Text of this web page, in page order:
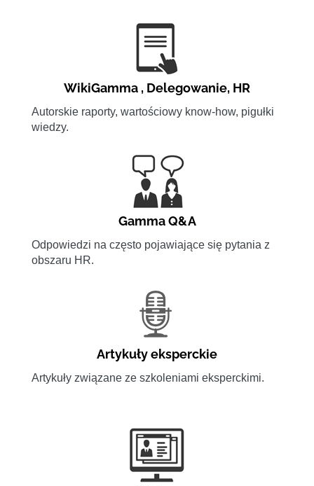
WikiGamma , Delegowanie, HR
Autorskie raporty, wartościowy know-how, pigułki
wiedzy.
Gamma Q&A
Odpowiedzi na często pojawiające się pytania z
obszaru HR.
Artykuły eksperckie
Artykuły związane ze szkoleniami eksperckimi.